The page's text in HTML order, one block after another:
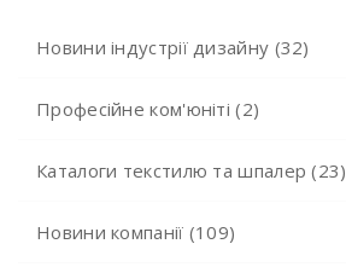
Новини індустрії дизайну (32)
Професійне ком'юніті (2)
Каталоги текстилю та шпалер (23)
Новини компанії (109)